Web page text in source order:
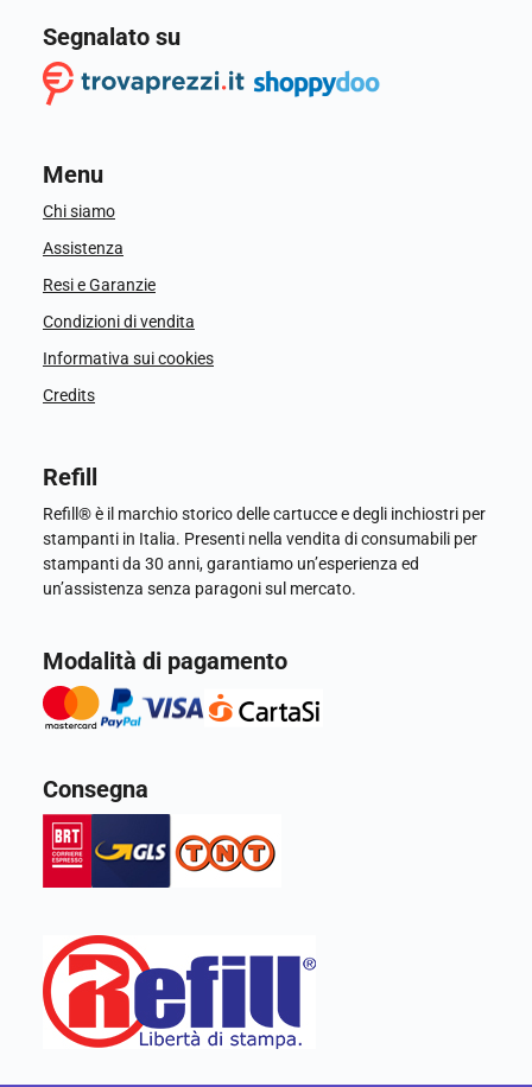
Segnalato su
Menu
Chi siamo
Assistenza
Resi e Garanzie
Condizioni di vendita
Informativa sui cookies
Credits
Refill
Refill® è il marchio storico delle cartucce e degli inchiostri per
stampanti in Italia. Presenti nella vendita di consumabili per
stampanti da 30 anni, garantiamo un’esperienza ed
un’assistenza senza paragoni sul mercato.
Modalità di pagamento
Consegna